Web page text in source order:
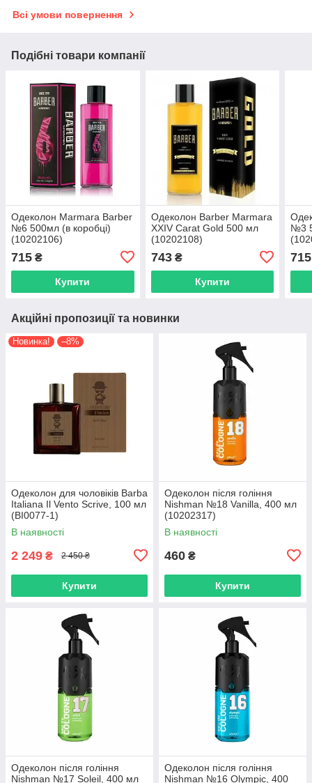
Всі умови повернення
Подібні товари компанії
Одеколон Marmara Barber
№6 500мл (в коробці)
(10202106)
715 ₴
Купити
Одеколон Barber Marmara
XXIV Carat Gold 500 мл
(10202108)
743₴
Купити
№3
715
Акційні пропозиції та новинки
Новинка! –8%
Одеколон для чоловіків Barba
Italiana Il Vento Scrive, 100 мл
(BI0077-1)
В наявності
2 249 ₴ 2 450 ₴
Купити
Одеколон після гоління
Nishman №18 Vanilla, 400 мл
(10202317)
В наявності
460 ₴
Купити
Одеколон після гоління
Nishman №17 Soleil, 400 мл
Одеколон після гоління
Nishman №16 Olympic, 400